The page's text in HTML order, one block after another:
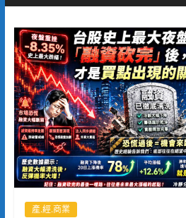
產.經.商業